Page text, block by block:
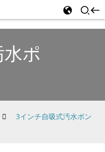
水ポ
3インチ自吸式汚水ポン